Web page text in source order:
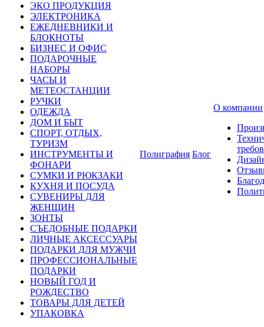
ЭКО ПРОДУКЦИЯ
ЭЛЕКТРОНИКА
ЕЖЕДНЕВНИКИ И
БЛОКНОТЫ
БИЗНЕС И ОФИС
ПОДАРОЧНЫЕ
НАБОРЫ
ЧАСЫ И
МЕТЕОСТАНЦИИ
РУЧКИ
ОДЕЖДА
ДОМ И БЫТ
СПОРТ, ОТДЫХ,
ТУРИЗМ
ИНСТРУМЕНТЫ И
ФОНАРИ
СУМКИ И РЮКЗАКИ
КУХНЯ И ПОСУДА
СУВЕНИРЫ ДЛЯ
ЖЕНЩИН
ЗОНТЫ
СЪЕДОБНЫЕ ПОДАРКИ
ЛИЧНЫЕ АКСЕССУАРЫ
ПОДАРКИ ДЛЯ МУЖЧИ
ПРОФЕССИОНАЛЬНЫЕ
ПОДАРКИ
НОВЫЙ ГОД И
РОЖДЕСТВО
ТОВАРЫ ДЛЯ ДЕТЕЙ
УПАКОВКА
Полиграфия Блог
О компании